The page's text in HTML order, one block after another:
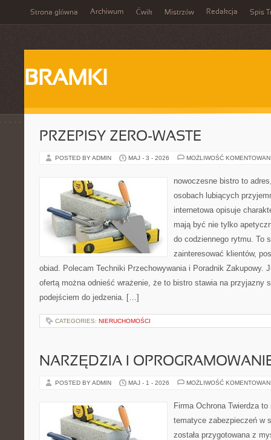
Strona główna Archiwum Ćwik Mistrzów Redakcja Spis
BRAMKI
PRZEPISY ZERO-WASTE
POSTED BY ADMIN MAJ - 3 - 2026 MOŻLIWOŚĆ
nowoczesne bistro to
osobach lubiących
internetowa opisuje
mają być nie tylko
do codziennego rytmu. To
zainteresować klientów,
obiad. Polecam Techniki Przechowywania i Poradnik Zakupowy.
ofertą można odnieść wrażenie, że to bistro stawia na przyjazny
podejściem do jedzenia. […]
CATEGORIES: NIERUCHOMOŚCI
NARZĘDZIA I
POSTED BY ADMIN MAJ - 1 - 2026 MOŻLIWOŚĆ
Firma Ochrona Twierdza
tematyce zabezpieczeń w
została przygotowana z